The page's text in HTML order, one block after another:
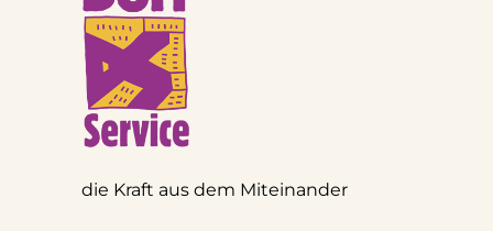
die Kraft aus dem Miteinander